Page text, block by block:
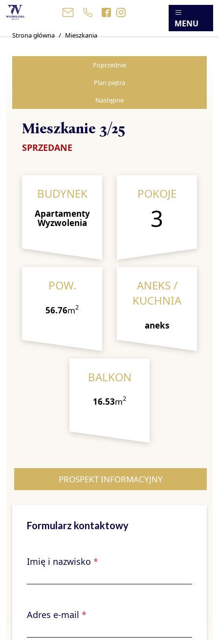
MENU
Strona główna Mieszkania
Poprzednie
Plan piętra
Następne
Mieszkanie 3/25
SPRZEDANE
BUDYNEK
Apartamenty
Wyzwolenia
POKOJE
3
POW.
56.76m2
ANEKS /
KUCHNIA
aneks
BALKON
16.53m2
PROSPEKT INFORMACYJNY
Formularz kontaktowy
Imię i nazwisko *
Adres e-mail *